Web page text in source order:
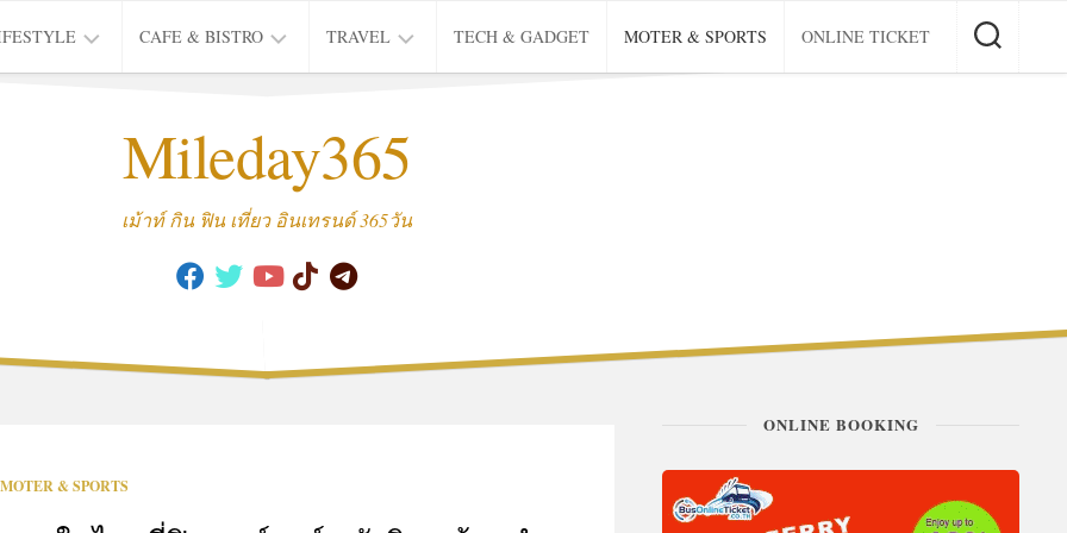
MOVIE
CAFE & BISTRO
CAFE
TRAVEL
THAI
TRIP
TECH & GADGET MOTER & SPORTS ONLINE TICKET
Mileday365
เม้าท์ กิน ฟิน เที่ยว อินเทรนด์ 365วัน
MOTER & SPORTS
ONLINE BOOKING